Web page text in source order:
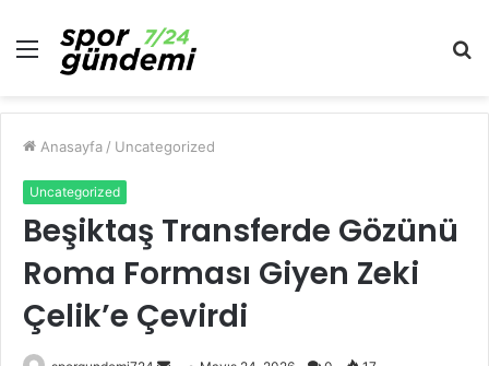
Menü
...
Anasayfa / Uncategorized
Uncategorized
Beşiktaş Transferde Gözünü
Roma Forması Giyen Zeki
Çelik’e Çevirdi